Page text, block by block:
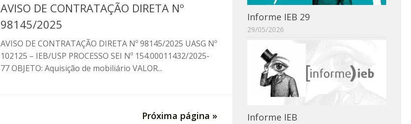
AVISO DE CONTRATAÇÃO DIRETA Nº
98145/2025
AVISO DE CONTRATAÇÃO DIRETA Nº 98145/2025 UASG Nº
102125 – IEB/USP PROCESSO SEI Nº 154.00011432/2025-
77 OBJETO: Aquisição de mobiliário VALOR...
Próxima página »
Informe IEB 29
29/05/2026
Informe IEB